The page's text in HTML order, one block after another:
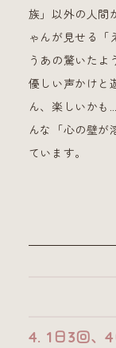
族」以外の人間
ゃんが見せる「
うあの驚いたよ
優しい声かけと
ん、楽しいかも
んな「心の壁が
ています。
4. 1日3回、